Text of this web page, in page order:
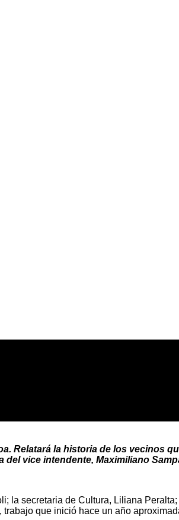
Relatará la historia de los vecinos
vice intendente, Maximiliano
la secretaria de Cultura, Liliana
que inició hace un año